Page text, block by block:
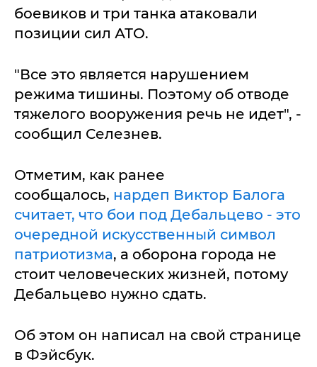
боевиков и три танка атаковали
позиции сил АТО.
"Все это является нарушением
режима тишины. Поэтому об отводе
тяжелого вооружения речь не идет", -
сообщил Селезнев.
Отметим, как ранее
сообщалось, нардеп Виктор Балога
считает, что бои под Дебальцево - это
очередной искусственный символ
патриотизма, а оборона города не
стоит человеческих жизней, потому
Дебальцево нужно сдать.
Об этом он написал на свой странице
в Фэйсбук.